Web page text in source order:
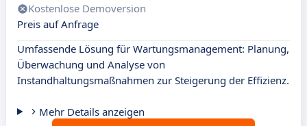
Kostenlose Demoversion
Preis auf Anfrage
Umfassende Lösung für Wartungsmanagement: Planung,
Überwachung und Analyse von
Instandhaltungsmaßnahmen zur Steigerung der Effizienz.
Mehr Details anzeigen